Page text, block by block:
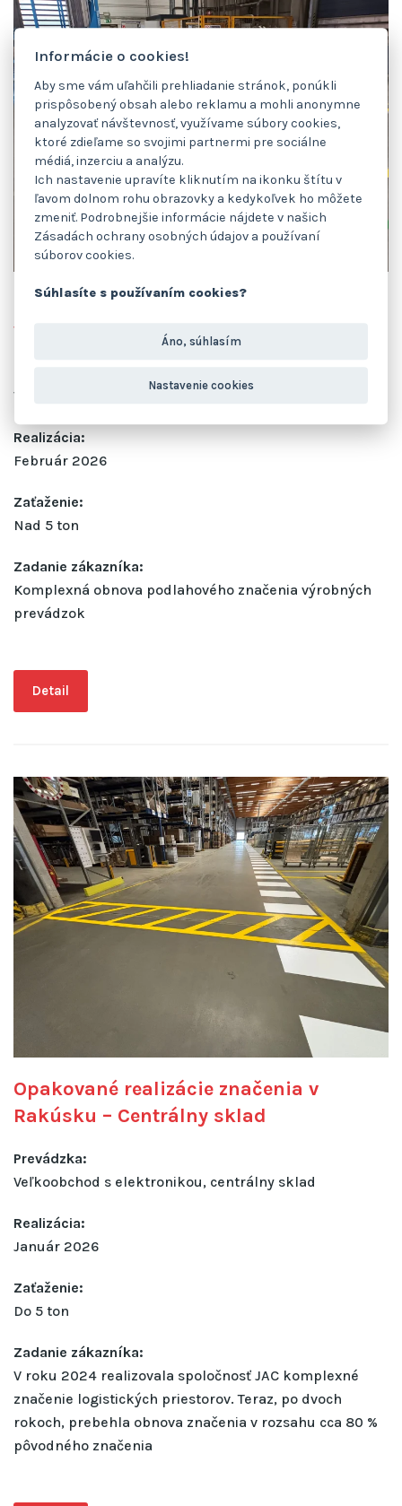
Refresh podlahového značenia
výrobného závodu – Mladá Boleslav
Realizácia:
Február 2026
Zaťaženie:
Nad 5 ton
Zadanie zákazníka:
Komplexná obnova podlahového značenia výrobných
prevádzok
Detail
Opakované realizácie značenia v
Rakúsku – Centrálny sklad
Prevádzka:
Veľkoobchod s elektronikou, centrálny sklad
Realizácia:
Január 2026
Zaťaženie:
Do 5 ton
Zadanie zákazníka:
V roku 2024 realizovala spoločnosť JAC komplexné
značenie logistických priestorov. Teraz, po dvoch
rokoch, prebehla obnova značenia v rozsahu cca 80 %
pôvodného značenia
Informácie o cookies!
Aby sme vám uľahčili prehliadanie stránok, ponúkli
prispôsobený obsah alebo reklamu a mohli anonymne
analyzovať návštevnosť, využívame súbory cookies,
ktoré zdieľame so svojimi partnermi pre sociálne
médiá, inzerciu a analýzu.
Ich nastavenie upravíte kliknutím na ikonku štítu v
ľavom dolnom rohu obrazovky a kedykoľvek ho môžete
zmeniť. Podrobnejšie informácie nájdete v našich
Zásadách ochrany osobných údajov a používaní
súborov cookies.
Súhlasíte s používaním cookies?
Áno, súhlasím
Nastavenie cookies